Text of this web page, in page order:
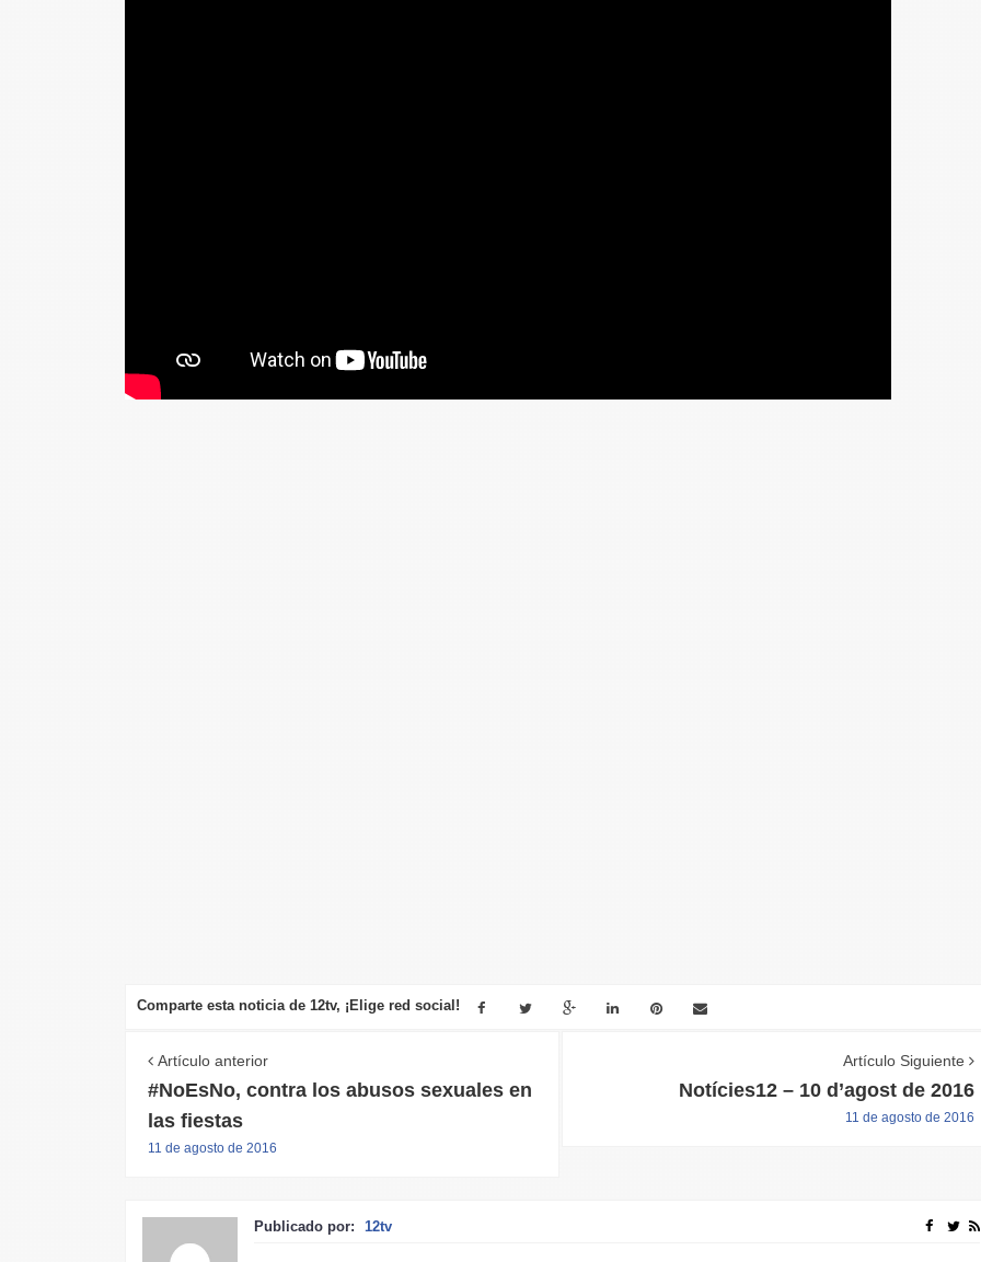
Comparte esta noticia de 12tv, ¡Elige red social!
Artículo anterior
#NoEsNo, contra los abusos sexuales en
las fiestas
11 de agosto de 2016
Artículo Siguiente
Notícies12 – 10 d’agost de 2016
11 de agosto de 2016
Publicado por: 12tv